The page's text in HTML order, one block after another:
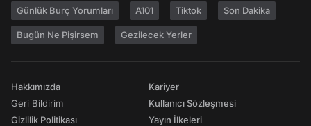
Günlük Burç Yorumları A101 Tiktok Son Dakika
Bugün Ne Pişirsem Gezilecek Yerler
Hakkımızda
Geri Bildirim
Gizlilik Politikası
Kariyer
Kullanıcı Sözleşmesi
Yayın İlkeleri